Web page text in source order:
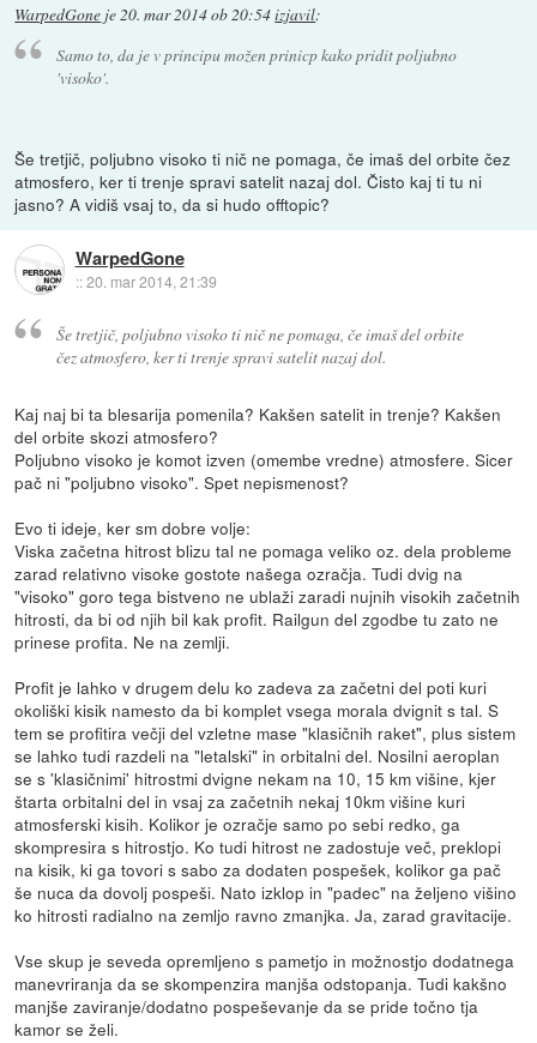
WarpedGone je20. mar 2014 ob 20:54izjavil:
Samo to, da je v principu možen prinicp kako pridit poljubno
'visoko'.
Še tretjič, poljubno visoko ti nič ne pomaga, če imaš del orbite čez
atmosfero, ker ti trenje spravi satelit nazaj dol. Čisto kaj ti tu ni
jasno? A vidiš vsaj to, da si hudo offtopic?
WarpedGone
::20. mar 2014, 21:39
Še tretjič, poljubno visoko ti nič ne pomaga, če imaš del orbite
čez atmosfero, ker ti trenje spravi satelit nazaj dol.
Kaj naj bi ta blesarija pomenila? Kakšen satelit in trenje? Kakšen
del orbite skozi atmosfero?
Poljubno visoko je komot izven (omembe vredne) atmosfere. Sicer
pač ni "poljubno visoko". Spet nepismenost?
Evo ti ideje, ker sm dobre volje:
Viska začetna hitrost blizu tal ne pomaga veliko oz. dela probleme
zarad relativno visoke gostote našega ozračja. Tudi dvig na
"visoko" goro tega bistveno ne ublaži zaradi nujnih visokih začetnih
hitrosti, da bi od njih bil kak profit. Railgun del zgodbe tu zato ne
prinese profita. Ne na zemlji.
Profit je lahko v drugem delu ko zadeva za začetni del poti kuri
okoliški kisik namesto da bi komplet vsega morala dvignit s tal. S
tem se profitira večji del vzletne mase "klasičnih raket", plus sistem
se lahko tudi razdeli na "letalski" in orbitalni del. Nosilni aeroplan
se s 'klasičnimi' hitrostmi dvigne nekam na 10, 15 km višine, kjer
štarta orbitalni del in vsaj za začetnih nekaj 10km višine kuri
atmosferski kisih. Kolikor je ozračje samo po sebi redko, ga
skompresira s hitrostjo. Ko tudi hitrost ne zadostuje več, preklopi
na kisik, ki ga tovori s sabo za dodaten pospešek, kolikor ga pač
še nuca da dovolj pospeši. Nato izklop in "padec" na željeno višino
ko hitrosti radialno na zemljo ravno zmanjka. Ja, zarad gravitacije.
Vse skup je seveda opremljeno s pametjo in možnostjo dodatnega
manevriranja da se skompenzira manjša odstopanja. Tudi kakšno
manjše zaviranje/dodatno pospeševanje da se pride točno tja
kamor se želi.